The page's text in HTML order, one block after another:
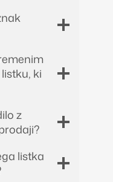
ki
z
listka